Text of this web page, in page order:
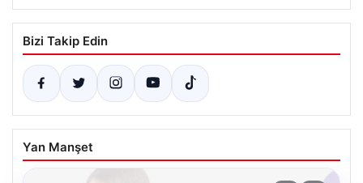
Bizi Takip Edin
Yan Manşet